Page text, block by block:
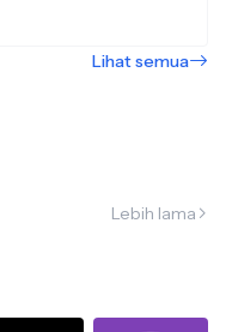
Lihat semua
Lebih lama